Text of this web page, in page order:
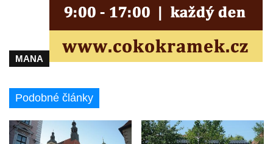
Kostel svatého Martina v Kozlech
Márnice na hřbitově v Kozlech
Vesnický kostel v Reinhardtsdorfu
Kaple v Oparnu
Protestantský (evangelicko-luterský) kostel
Crostau
Kaple Nanebevstoupení Panny Marie ve
Svitavě
MANA
Podobné články